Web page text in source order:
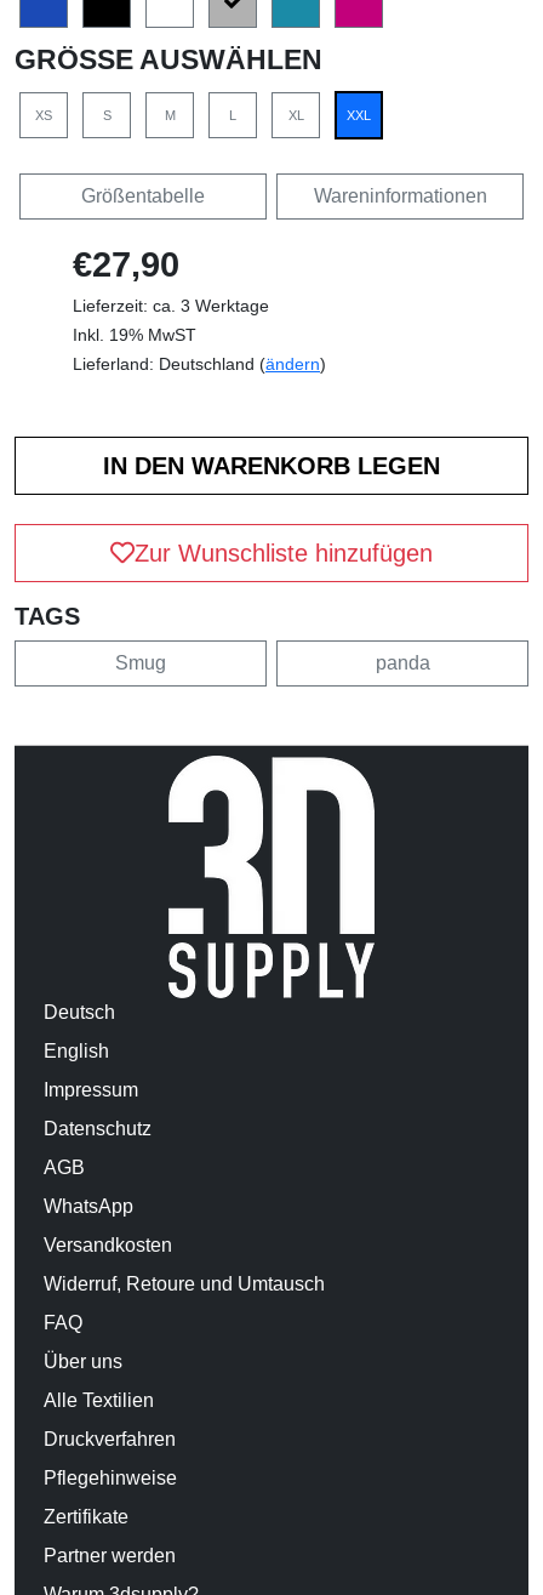
GRÖSSE AUSWÄHLEN
XS S M L XL XXL
Größentabelle Wareninformationen
€27,90
Lieferzeit: ca. 3 Werktage
Inkl. 19% MwST
Lieferland: Deutschland (ändern)
Zur Wunschliste hinzufügen
TAGS
Smug panda
Deutsch
English
Impressum
Datenschutz
AGB
WhatsApp
Versandkosten
Widerruf, Retoure und Umtausch
FAQ
Über uns
Alle Textilien
Druckverfahren
Pflegehinweise
Zertifikate
Partner werden